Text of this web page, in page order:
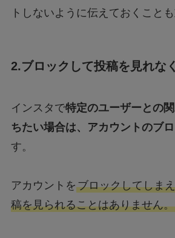
トしないように伝えておくことも
2.ブロックして投稿を見れな
インスタで特定のユーザーとの
ちたい場合は、アカウントのブ
す。
アカウントをブロックしてしま
稿を見られることはありません。